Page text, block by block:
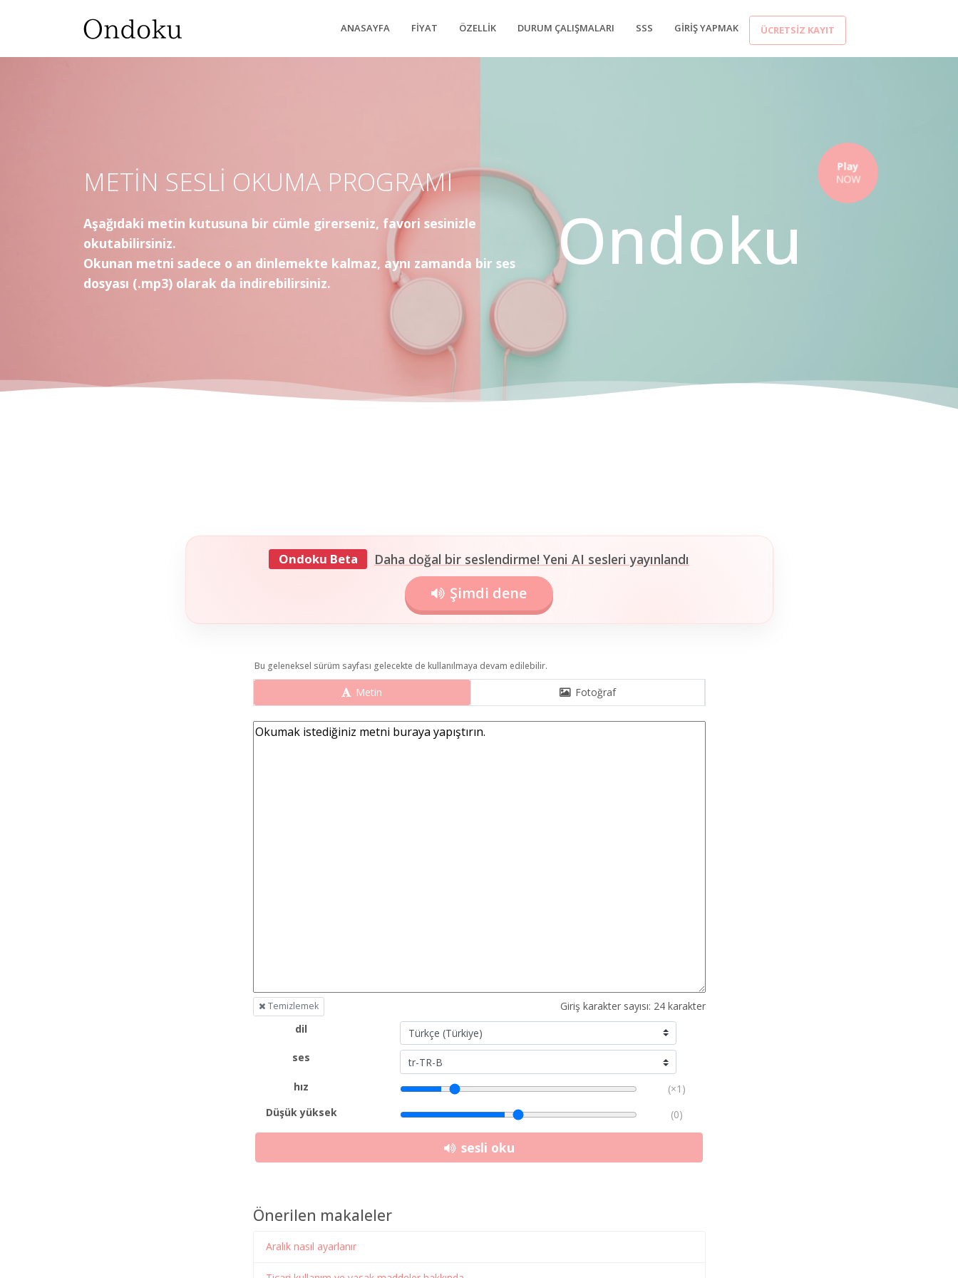
ANASAYFA FIYAT ÖZELLIK DURUM ÇALIŞMALARI SSS GIRIŞ YAPMAK ÜCRETSIZ KAYIT
METIN SESLI OKUMA PROGRAMI
Aşağıdaki metin kutusuna bir cümle girerseniz, favori sesinizle
okutabilirsiniz.
Okunan metni sadece o an dinlemekte kalmaz, aynı zamanda bir ses
dosyası (.mp3) olarak da indirebilirsiniz.
Ondoku
Play
NOW
Ondoku Beta Daha doğal bir seslendirme! Yeni AI sesleri yayınlandı
Şimdi dene
Bu geleneksel sürüm sayfası gelecekte de kullanılmaya devam edilebilir.
Metin Fotoğraf
Temizlemek Giriş karakter sayısı: 24karakter
dil
ses
hız
(×1)
Düşük yüksek
(0)
sesli oku
Önerilen makaleler
Aralık nasıl ayarlanır